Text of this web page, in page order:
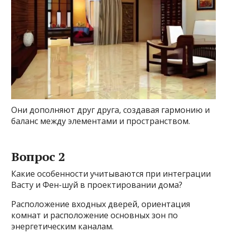
Они дополняют друг друга, создавая гармонию и
баланс между элементами и пространством.
Вопрос 2
Какие особенности учитываются при интеграции
Васту и Фен-шуй в проектировании дома?
Расположение входных дверей, ориентация
комнат и расположение основных зон по
энергетическим каналам.